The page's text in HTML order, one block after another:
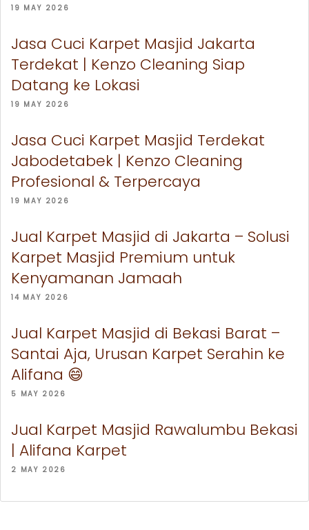
19 MAY 2026
Jasa Cuci Karpet Masjid Jakarta
Terdekat | Kenzo Cleaning Siap
Datang ke Lokasi
19 MAY 2026
Jasa Cuci Karpet Masjid Terdekat
Jabodetabek | Kenzo Cleaning
Profesional & Terpercaya
19 MAY 2026
Jual Karpet Masjid di Jakarta – Solusi
Karpet Masjid Premium untuk
Kenyamanan Jamaah
14 MAY 2026
Jual Karpet Masjid di Bekasi Barat –
Santai Aja, Urusan Karpet Serahin ke
Alifana 😄
5 MAY 2026
Jual Karpet Masjid Rawalumbu Bekasi
| Alifana Karpet
2 MAY 2026